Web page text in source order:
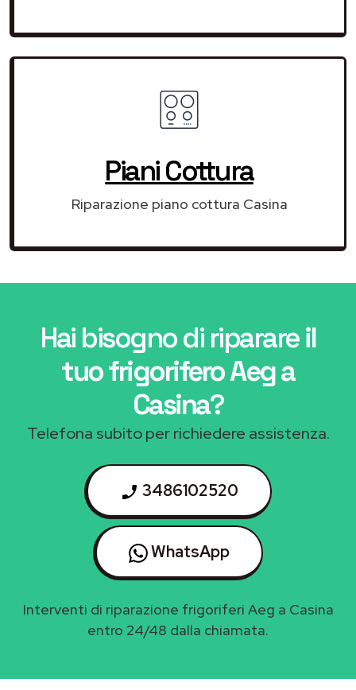
Piani Cottura
Riparazione piano cottura Casina
Hai bisogno di riparareil
tuo frigorifero Aeg a
Casina?
Telefona subito per richiedere assistenza.
3486102520
WhatsApp
Interventi di riparazione frigoriferi Aeg a Casina
entro 24/48 dalla chiamata.